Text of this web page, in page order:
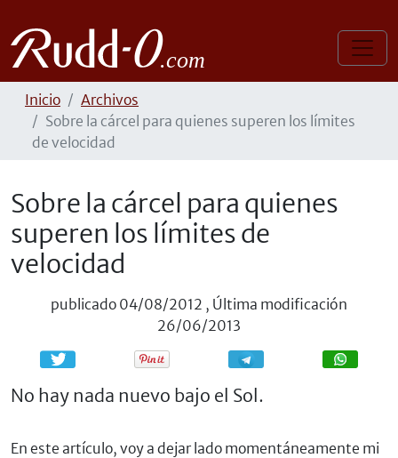
Inicio
Archivos
Sobre la cárcel para quienes superen los límites
de velocidad
Sobre la cárcel para quienes
superen los límites de
velocidad
publicado 04/08/2012 , Última modificación
26/06/2013
Compartir Compartir
No hay nada nuevo bajo el Sol.
En este artículo, voy a dejar lado momentáneamente mi